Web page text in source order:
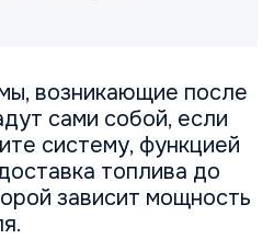
возникающие после
сами собой, если
систему, функцией
топлива до
зависит мощность